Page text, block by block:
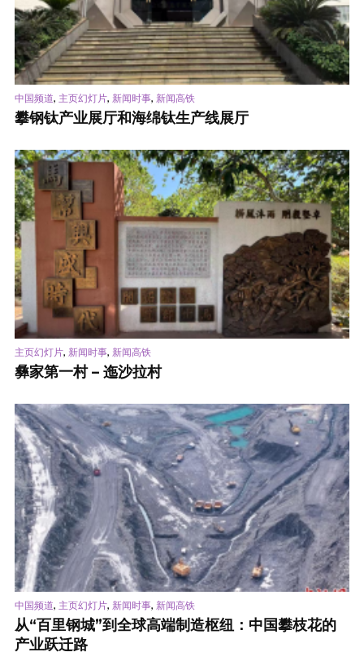
中国频道, 主页幻灯片, 新闻时事, 新闻高铁
攀钢钛产业展厅和海绵钛生产线展厅
主页幻灯片, 新闻时事, 新闻高铁
彝家第一村 – 迤沙拉村
中国频道, 主页幻灯片, 新闻时事, 新闻高铁
从“百里钢城”到全球高端制造枢纽：中国攀枝花的
产业跃迁路